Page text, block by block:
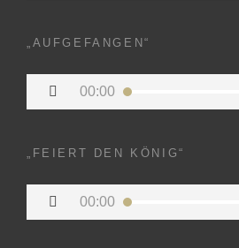
„AUFGEFANGEN“
Audio-
00:00
„FEIERT DEN KÖNIG“
Audio-
00:00